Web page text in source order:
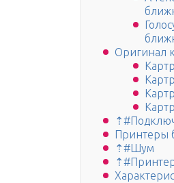
Оригинал
Принтеры
⇡#Шум